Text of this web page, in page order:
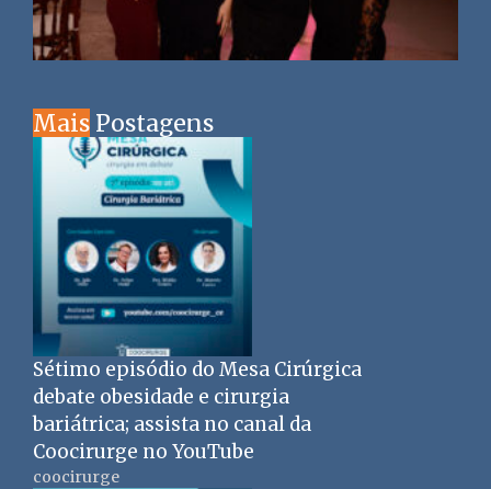
Mais Postagens
Sétimo episódio do Mesa Cirúrgica
debate obesidade e cirurgia
bariátrica; assista no canal da
Coocirurge no YouTube
coocirurge